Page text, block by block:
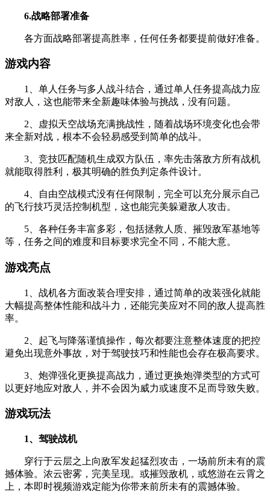
6.战略部署准备
各方面战略部署提高胜率，任何任务都要提前做好准备。
游戏内容
1、单人任务与多人战斗结合，通过单人任务提高战力应
对敌人，这也能带来全新趣味体验与挑战，没有问题。
2、虚拟天空战场充满挑战性，随着战场环境变化也会带
来全新对战，根本不会轻易感受到简单的战斗。
3、竞技匹配随机生成双方队伍，率先击落敌方所有战机
就能取得胜利，极其明确的胜负判定条件设计。
4、自由空战模式没有任何限制，完全可以充分展示自己
的飞行技巧灵活控制机型，这也能完美躲避敌人攻击。
5、各种任务丰富多彩，包括拯救人质、摧毁敌军基地等
等，任务之间的难度和目标要求完全不同，不能大意。
游戏亮点
1、战机各方面改装合理安排，通过简单的改装强化就能
大幅提高整体性能和战斗力，还能完美应对不同的敌人提高胜
率。
2、起飞与降落谨慎操作，每次都要注意整体速度的把控
避免出现意外事故，对于驾驶技巧和性能也会存在极高要求。
3、炮弹强化更换提高战力，通过更换炮弹类型的方式可
以更好地应对敌人，并不会因为威力或速度不足而导致失败。
游戏玩法
1、驾驶战机
穿行于云层之上向敌军发起猛烈攻击，一场前所未有的震
撼体验。浓云密雾，完美呈现。或摧毁敌机，或悠游在云霄之
上，本即时视频游戏定能为你带来前所未有的震撼体验。